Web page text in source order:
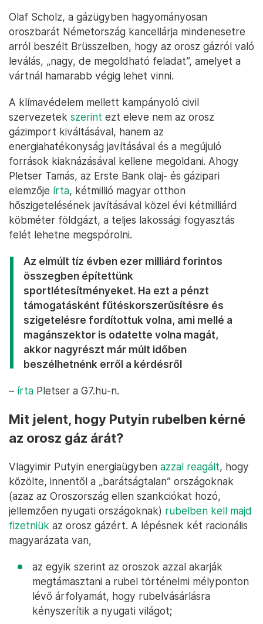
Olaf Scholz, a gázügyben hagyományosan
oroszbarát Németország kancellárja mindenesetre
arról beszélt Brüsszelben, hogy az orosz gázról való
leválás, „nagy, de megoldható feladat”, amelyet a
vártnál hamarabb végig lehet vinni.
A klímavédelem mellett kampányoló civil
szervezetek szerint ezt eleve nem az orosz
gázimport kiváltásával, hanem az
energiahatékonyság javításával és a megújuló
források kiaknázásával kellene megoldani. Ahogy
Pletser Tamás, az Erste Bank olaj- és gázipari
elemzője írta, kétmillió magyar otthon
hőszigetelésének javításával közel évi kétmilliárd
köbméter földgázt, a teljes lakossági fogyasztás
felét lehetne megspórolni.
Az elmúlt tíz évben ezer milliárd forintos
összegben építettünk
sportlétesítményeket. Ha ezt a pénzt
támogatásként fűtéskorszerűsítésre és
szigetelésre fordítottuk volna, ami mellé a
magánszektor is odatette volna magát,
akkor nagyrészt már múlt időben
beszélhetnénk erről a kérdésről
– írta Pletser a G7.hu-n.
Mit jelent, hogy Putyin rubelben kérné
az orosz gáz árát?
Vlagyimir Putyin energiaügyben azzal reagált, hogy
közölte, innentől a „barátságtalan” országoknak
(azaz az Oroszország ellen szankciókat hozó,
jellemzően nyugati országoknak) rubelben kell majd
fizetniük az orosz gázért. A lépésnek két racionális
magyarázata van,
az egyik szerint az oroszok azzal akarják
megtámasztani a rubel történelmi mélyponton
lévő árfolyamát, hogy rubelvásárlásra
kényszerítik a nyugati világot;